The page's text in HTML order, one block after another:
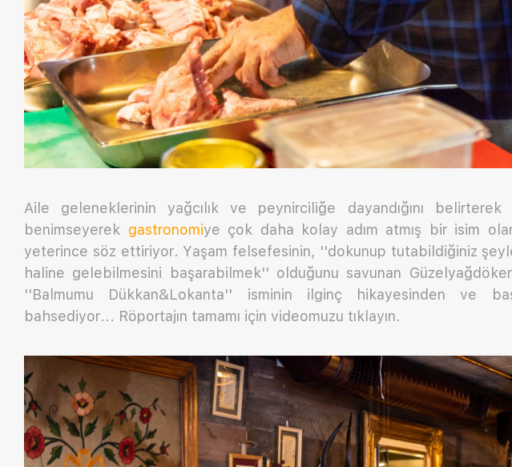
Aile geleneklerinin yağcılık ve peynirciliğe dayandığını
benimseyerek gastronomiye çok daha kolay adım atmış bir isim
yeterince söz ettiriyor. Yaşam felsefesinin, ''dokunup tutabildiğiniz
haline gelebilmesini başarabilmek'' olduğunu savunan
''Balmumu Dükkan&Lokanta'' isminin ilginç hikayesinden ve
bahsediyor... Röportajın tamamı için videomuzu tıklayın.